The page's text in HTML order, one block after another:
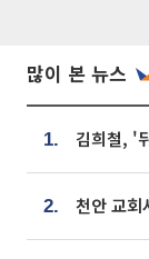
많이 본 뉴스
1.
2.